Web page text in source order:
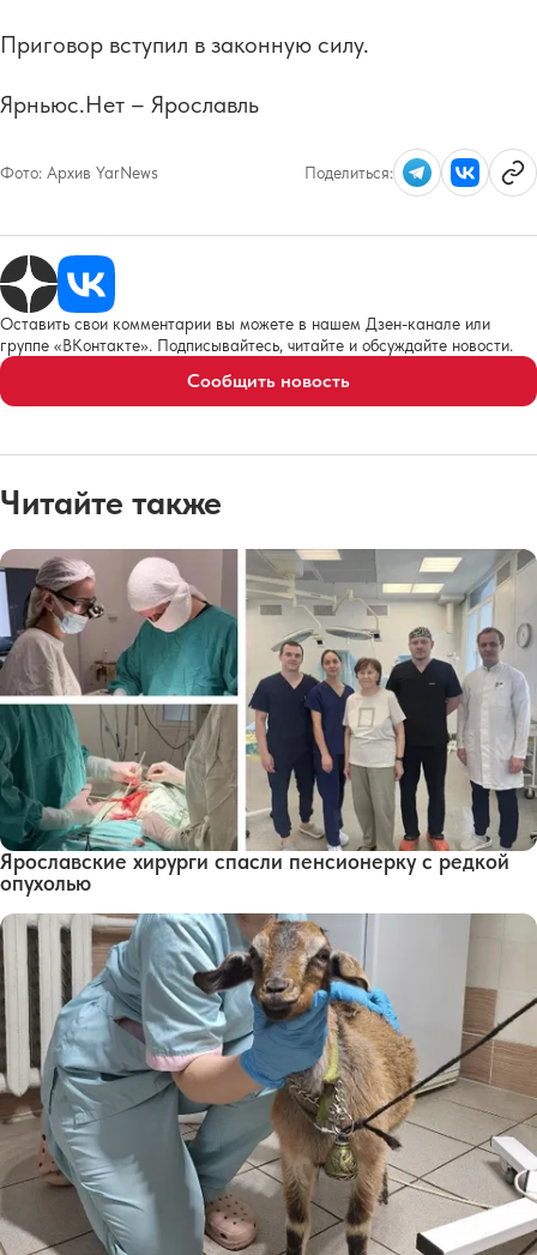
Приговор вступил в законную силу.
Ярньюс.Нет – Ярославль
Фото: Архив YarNews Поделиться:
Оставить свои комментарии вы можете в нашем Дзен-канале или
группе «ВКонтакте». Подписывайтесь, читайте и обсуждайте новости.
Сообщить новость
Читайте также
Ярославские хирурги спасли пенсионерку с редкой
опухолью